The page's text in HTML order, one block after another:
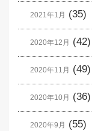
2021年1月 (35)
2020年12月 (42)
2020年11月 (49)
2020年10月 (36)
2020年9月 (55)